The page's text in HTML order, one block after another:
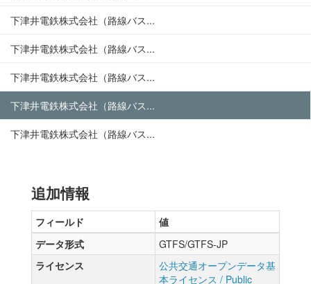
下津井電鉄株式会社（路線バス...
下津井電鉄株式会社（路線バス...
下津井電鉄株式会社（路線バス...
下津井電鉄株式会社（路線バス...
下津井電鉄株式会社（路線バス...
追加情報
フィールド
値
データ形式
GTFS/GTFS-JP
ライセンス
公共交通オープンデータ基
本ライセンス / Public